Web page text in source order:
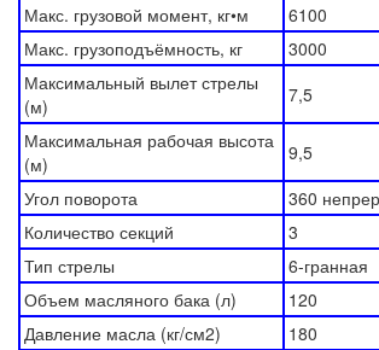
Макс. грузовой момент, кг•м
6100
Макс. грузоподъёмность, кг
3000
Максимальный вылет стрелы
(м)
7,5
Максимальная рабочая высота
(м)
9,5
Угол поворота
360
Количество секций
3
Тип стрелы
6-гранная
Объем масляного бака (л)
120
Давление масла (кг/см2)
180